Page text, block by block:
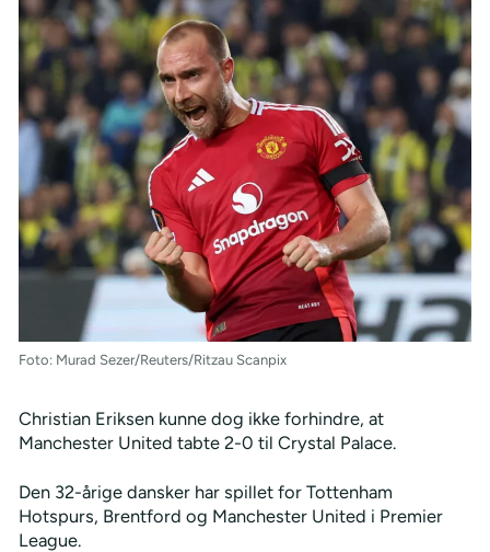
Foto: Murad Sezer/Reuters/Ritzau Scanpix
Christian Eriksen kunne dog ikke forhindre, at
Manchester United tabte 2-0 til Crystal Palace.
Den 32-årige dansker har spillet for Tottenham
Hotspurs, Brentford og Manchester United i Premier
League.